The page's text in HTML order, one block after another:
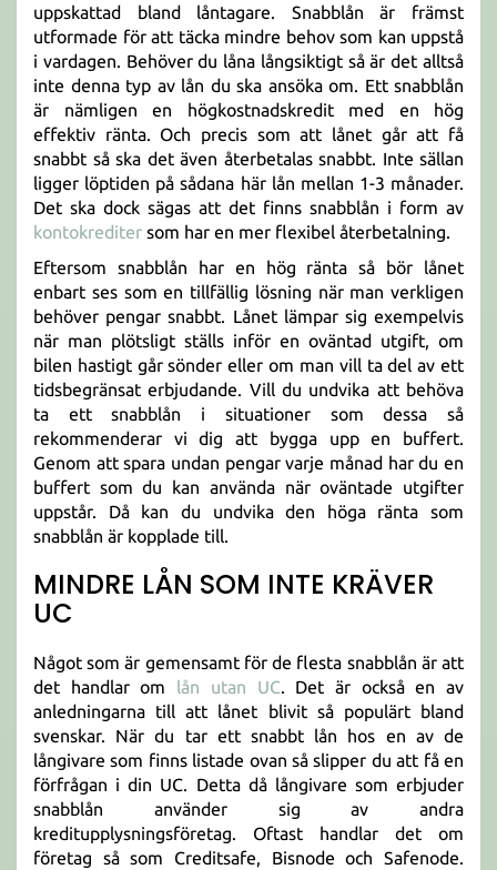
uppskattad bland låntagare. Snabblån är främst
utformade för att täcka mindre behov som kan uppstå
i vardagen. Behöver du låna långsiktigt så är det alltså
inte denna typ av lån du ska ansöka om. Ett snabblån
är nämligen en högkostnadskredit med en hög
effektiv ränta. Och precis som att lånet går att få
snabbt så ska det även återbetalas snabbt. Inte sällan
ligger löptiden på sådana här lån mellan 1-3 månader.
Det ska dock sägas att det finns snabblån i form av
kontokrediter som har en mer flexibel återbetalning.
Eftersom snabblån har en hög ränta så bör lånet
enbart ses som en tillfällig lösning när man verkligen
behöver pengar snabbt. Lånet lämpar sig exempelvis
när man plötsligt ställs inför en oväntad utgift, om
bilen hastigt går sönder eller om man vill ta del av ett
tidsbegränsat erbjudande. Vill du undvika att behöva
ta ett snabblån i situationer som dessa så
rekommenderar vi dig att bygga upp en buffert.
Genom att spara undan pengar varje månad har du en
buffert som du kan använda när oväntade utgifter
uppstår. Då kan du undvika den höga ränta som
snabblån är kopplade till.
MINDRE LÅN SOM INTE KRÄVER
UC
Något som är gemensamt för de flesta snabblån är att
det handlar om lån utan UC. Det är också en av
anledningarna till att lånet blivit så populärt bland
svenskar. När du tar ett snabbt lån hos en av de
långivare som finns listade ovan så slipper du att få en
förfrågan i din UC. Detta då långivare som erbjuder
snabblån använder sig av andra
kreditupplysningsföretag. Oftast handlar det om
företag så som Creditsafe, Bisnode och Safenode.